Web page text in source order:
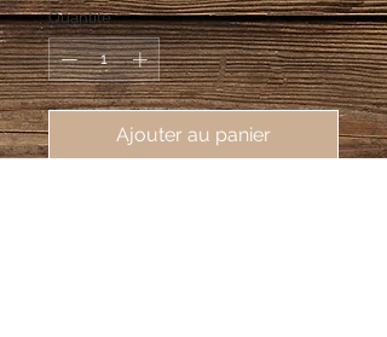
Quantité *
Ajouter au panier